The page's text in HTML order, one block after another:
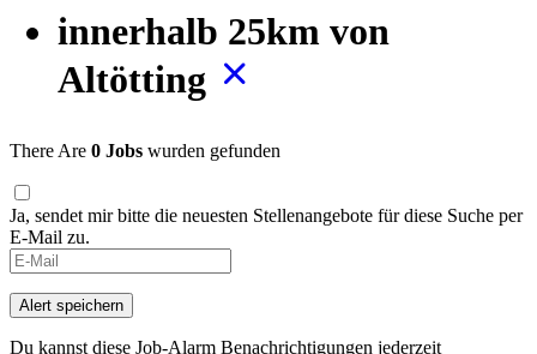
innerhalb 25km von
Altötting
There Are 0 Jobs wurden gefunden
Ja, sendet mir bitte die neuesten Stellenangebote für diese Suche per
E-Mail zu.
Alert speichern
Du kannst diese Job-Alarm Benachrichtigungen jederzeit